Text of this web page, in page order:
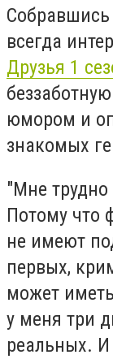
всегда
Друзья 1
юмором и
знакомых
"Мне
Потому что
не имеют
первых,
может
у меня три
реальных.